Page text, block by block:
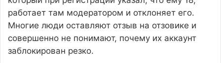
работает там модератором и отклоняет его.
Многие люди оставляют отзыв на отзовике и
совершенно не понимают, почему их аккаунт
заблокирован резко.